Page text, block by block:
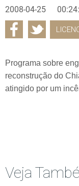
2008-04-25
Programa sobre
reconstrução do
atingido por um
Veja